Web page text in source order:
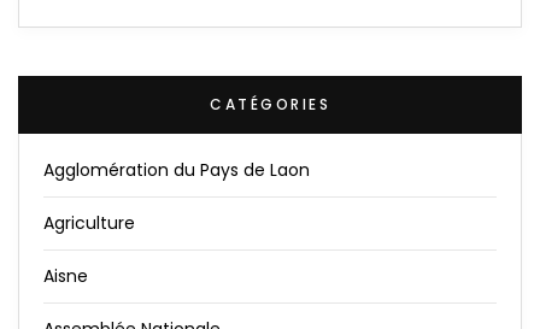
CATÉGORIES
Agglomération du Pays de Laon
Agriculture
Aisne